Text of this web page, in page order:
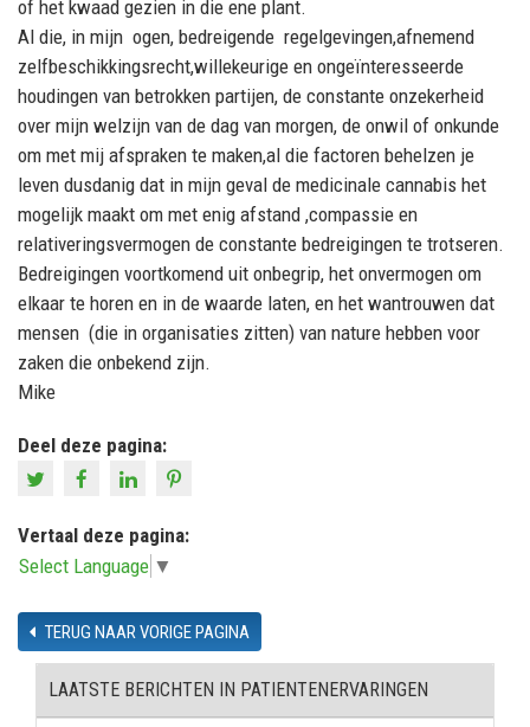
of het kwaad gezien in die ene plant.
Al die, in mijn ogen, bedreigende regelgevingen,afnemend
zelfbeschikkingsrecht,willekeurige en ongeïnteresseerde
houdingen van betrokken partijen, de constante onzekerheid
over mijn welzijn van de dag van morgen, de onwil of onkunde
om met mij afspraken te maken,al die factoren behelzen je
leven dusdanig dat in mijn geval de medicinale cannabis het
mogelijk maakt om met enig afstand ,compassie en
relativeringsvermogen de constante bedreigingen te trotseren.
Bedreigingen voortkomend uit onbegrip, het onvermogen om
elkaar te horen en in de waarde laten, en het wantrouwen dat
mensen (die in organisaties zitten) van nature hebben voor
zaken die onbekend zijn.
Mike
Deel deze pagina:
Vertaal deze pagina:
Select Language ▼
TERUG NAAR VORIGE PAGINA
LAATSTE BERICHTEN IN PATIENTENERVARINGEN